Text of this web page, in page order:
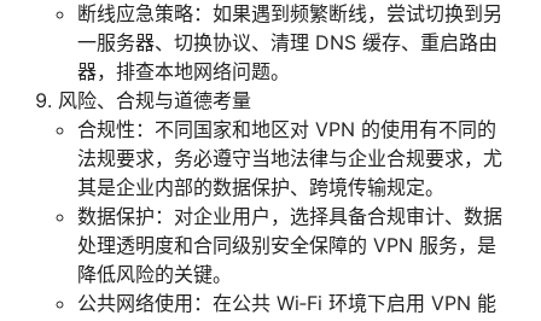
断线应急策略：如果遇到频繁断线，尝试切换到另
一服务器、切换协议、清理 DNS 缓存、重启路由
器，排查本地网络问题。
风险、合规与道德考量
合规性：不同国家和地区对 VPN 的使用有不同的
法规要求，务必遵守当地法律与企业合规要求，尤
其是企业内部的数据保护、跨境传输规定。
数据保护：对企业用户，选择具备合规审计、数据
处理透明度和合同级别安全保障的 VPN 服务，是
降低风险的关键。
公共网络使用：在公共 Wi‑Fi 环境下启用 VPN 能